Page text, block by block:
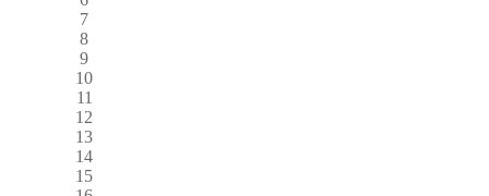
7
8
9
10
11
12
13
14
15